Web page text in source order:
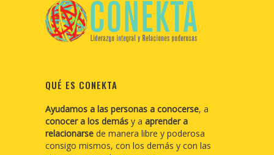
QUÉ ES CONEKTA
Ayudamos a las personas a conocerse, a
conocer a los demás y a aprender a
relacionarse de manera libre y poderosa
consigo mismos, con los demás y con las